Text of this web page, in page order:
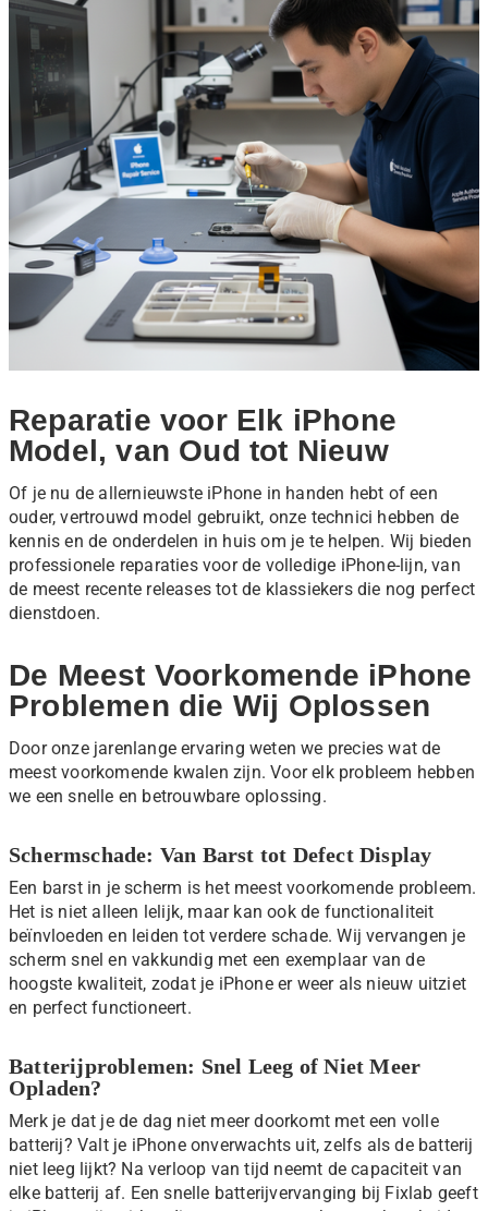
Reparatie voor Elk iPhone
Model, van Oud tot Nieuw
Of je nu de allernieuwste iPhone in handen hebt of een
ouder, vertrouwd model gebruikt, onze technici hebben de
kennis en de onderdelen in huis om je te helpen. Wij bieden
professionele reparaties voor de volledige iPhone-lijn, van
de meest recente releases tot de klassiekers die nog perfect
dienstdoen.
De Meest Voorkomende iPhone
Problemen die Wij Oplossen
Door onze jarenlange ervaring weten we precies wat de
meest voorkomende kwalen zijn. Voor elk probleem hebben
we een snelle en betrouwbare oplossing.
Schermschade: Van Barst tot Defect Display
Een barst in je scherm is het meest voorkomende probleem.
Het is niet alleen lelijk, maar kan ook de functionaliteit
beïnvloeden en leiden tot verdere schade. Wij vervangen je
scherm snel en vakkundig met een exemplaar van de
hoogste kwaliteit, zodat je iPhone er weer als nieuw uitziet
en perfect functioneert.
Batterijproblemen: Snel Leeg of Niet Meer
Opladen?
Merk je dat je de dag niet meer doorkomt met een volle
batterij? Valt je iPhone onverwachts uit, zelfs als de batterij
niet leeg lijkt? Na verloop van tijd neemt de capaciteit van
elke batterij af. Een snelle batterijvervanging bij Fixlab geeft